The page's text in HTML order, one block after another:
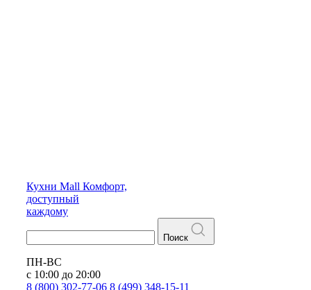
Кухни Mall Комфорт,
доступный
каждому
Поиск
ПН-ВС
с 10:00 до 20:00
8 (800) 302-77-06 8 (499) 348-15-11